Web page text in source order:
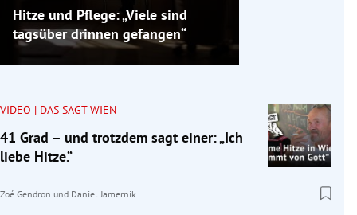
Hitze und Pflege: „Viele sind
tagsüber drinnen gefangen“
VIDEO | DAS SAGT WIEN
41 Grad – und trotzdem sagt einer: „Ich
liebe Hitze.“
Zoé Gendron und Daniel Jamernik